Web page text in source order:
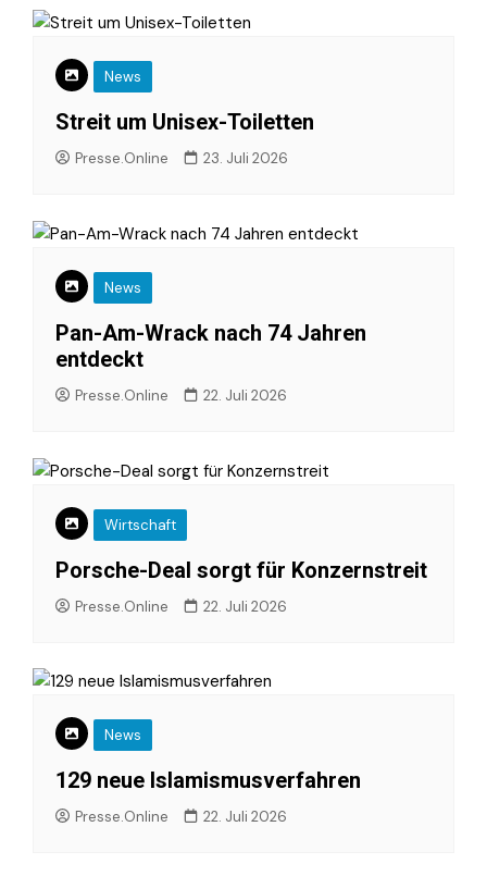
News
Streit um Unisex-Toiletten
Presse.Online 23. Juli 2026
News
Pan-Am-Wrack nach 74 Jahren
entdeckt
Presse.Online 22. Juli 2026
Wirtschaft
Porsche-Deal sorgt für Konzernstreit
Presse.Online 22. Juli 2026
News
129 neue Islamismusverfahren
Presse.Online 22. Juli 2026